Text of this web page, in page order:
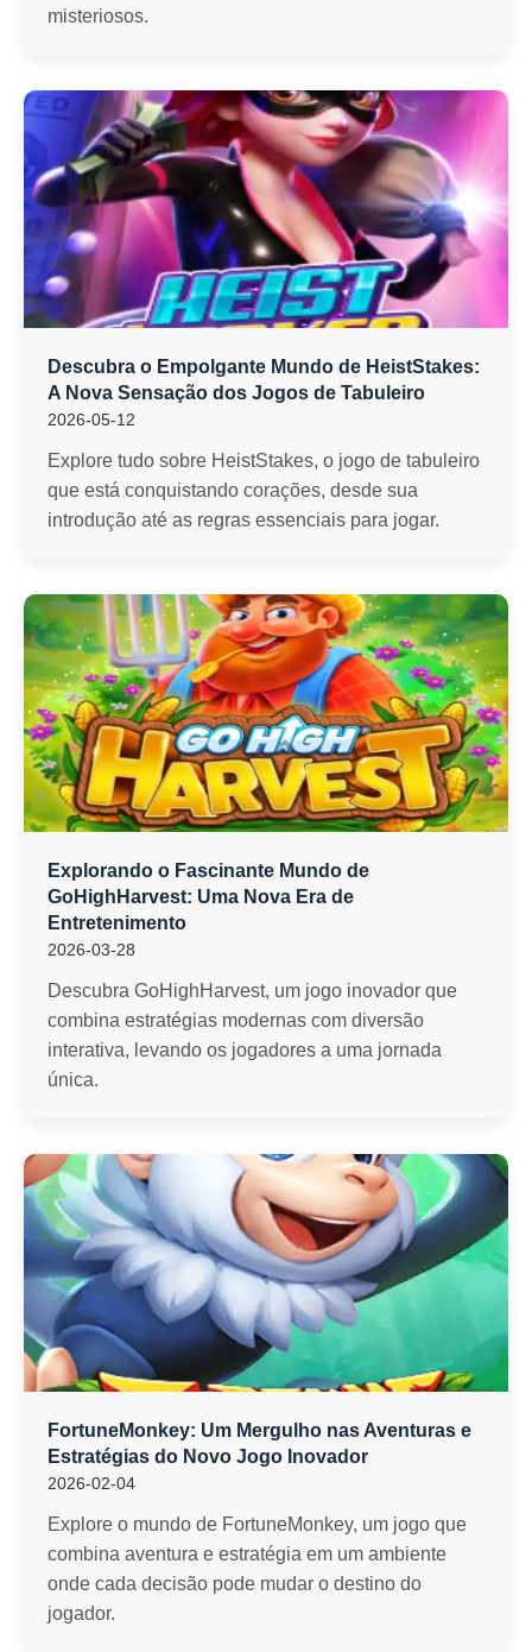
misteriosos.
Descubra o Empolgante Mundo de HeistStakes:
A Nova Sensação dos Jogos de Tabuleiro
2026-05-12
Explore tudo sobre HeistStakes, o jogo de tabuleiro
que está conquistando corações, desde sua
introdução até as regras essenciais para jogar.
Explorando o Fascinante Mundo de
GoHighHarvest: Uma Nova Era de
Entretenimento
2026-03-28
Descubra GoHighHarvest, um jogo inovador que
combina estratégias modernas com diversão
interativa, levando os jogadores a uma jornada
única.
FortuneMonkey: Um Mergulho nas Aventuras e
Estratégias do Novo Jogo Inovador
2026-02-04
Explore o mundo de FortuneMonkey, um jogo que
combina aventura e estratégia em um ambiente
onde cada decisão pode mudar o destino do
jogador.